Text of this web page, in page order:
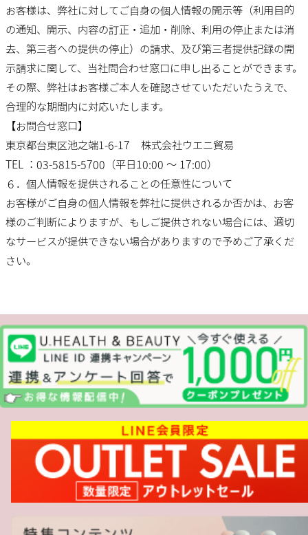
お客様は、弊社に対してご自身の個人情報の開示等（利用目的
の通知、開示、内容の訂正・追加・削除、利用の停止または消
去、第三者への提供の停止）の請求、及び第三者提供記録の開
示請求に関して、当社問合わせ窓口に申し出ることができます。
その際、弊社はお客様ご本人を確認させていただいたうえで、
合理的な期間内に対応いたします。
【お問合せ窓口】
東京都台東区池之端1-6-17 株式会社ウエニ貿易
TEL ：03-5815-5700（平日10:00 ～ 17:00）
６．個人情報を提供されることの任意性について
お客様がご自身の個人情報を弊社に提供されるか否かは、お客
様のご判断によりますが、もしご提供されない場合には、適切
なサービスが提供できない場合がありますので予めご了承くだ
さい。